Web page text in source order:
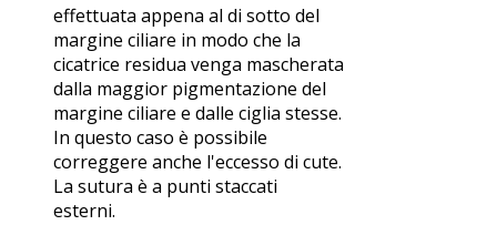
effettuata appena al di sotto del
margine ciliare in modo che la
cicatrice residua venga mascherata
dalla maggior pigmentazione del
margine ciliare e dalle ciglia stesse.
In questo caso è possibile
correggere anche l'eccesso di cute.
La sutura è a punti staccati
esterni.